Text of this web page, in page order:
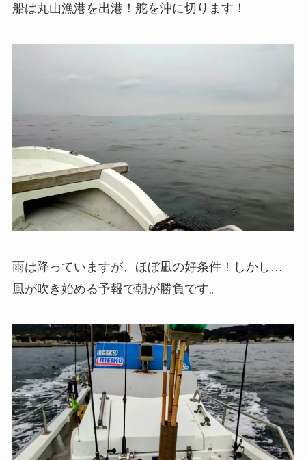
船は丸山漁港を出港！舵を沖に切ります！
雨は降っていますが、ほぼ凪の好条件！しかし…
風が吹き始める予報で朝が勝負です。